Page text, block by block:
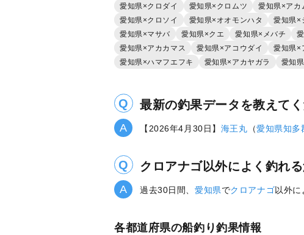
愛知県×クロダイ
愛知県×クロムツ 愛知県×アカ
愛知県×クロソイ
愛知県×オオモンハタ 愛知県×
愛知県×マサバ
愛知県×クエ 愛知県×メバチ
愛知県×アカカマス
愛知県×アコウダイ 愛知県×
愛知県×ハマフエフキ
愛知県×アカヤガラ 愛知
最新の釣果データを教えてく
【2026年4月30日】 海王丸 （愛知県知多
クロアナゴ以外によく釣れ
過去30日間、 愛知県でクロアナゴ以外に
各都道府県の船釣り釣果情報